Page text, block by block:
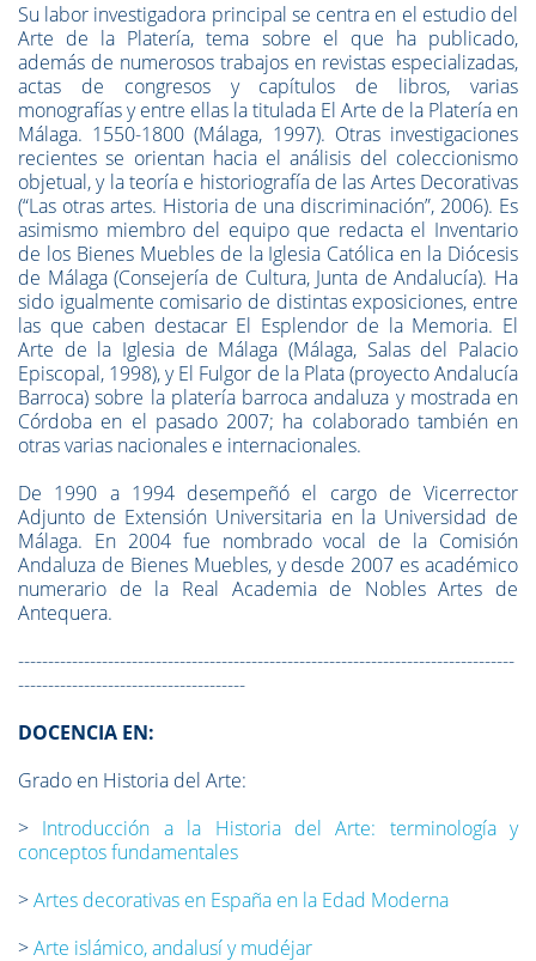
Su labor investigadora principal se centra en el estudio del
Arte de la Platería, tema sobre el que ha publicado,
además de numerosos trabajos en revistas especializadas,
actas de congresos y capítulos de libros, varias
monografías y entre ellas la titulada El Arte de la Platería en
Málaga. 1550-1800 (Málaga, 1997). Otras investigaciones
recientes se orientan hacia el análisis del coleccionismo
objetual, y la teoría e historiografía de las Artes Decorativas
(“Las otras artes. Historia de una discriminación”, 2006). Es
asimismo miembro del equipo que redacta el Inventario
de los Bienes Muebles de la Iglesia Católica en la Diócesis
de Málaga (Consejería de Cultura, Junta de Andalucía). Ha
sido igualmente comisario de distintas exposiciones, entre
las que caben destacar El Esplendor de la Memoria. El
Arte de la Iglesia de Málaga (Málaga, Salas del Palacio
Episcopal, 1998), y El Fulgor de la Plata (proyecto Andalucía
Barroca) sobre la platería barroca andaluza y mostrada en
Córdoba en el pasado 2007; ha colaborado también en
otras varias nacionales e internacionales.
De 1990 a 1994 desempeñó el cargo de Vicerrector
Adjunto de Extensión Universitaria en la Universidad de
Málaga. En 2004 fue nombrado vocal de la Comisión
Andaluza de Bienes Muebles, y desde 2007 es académico
numerario de la Real Academia de Nobles Artes de
Antequera.
-----------------------------------------------------------------------------------
--------------------------------------
DOCENCIA EN:
Grado en Historia del Arte:
> Introducción a la Historia del Arte: terminología y
conceptos fundamentales
>Artes decorativas en España en la Edad Moderna
>Arte islámico, andalusí y mudéjar